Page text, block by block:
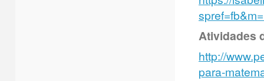
Atividades
http://
para-